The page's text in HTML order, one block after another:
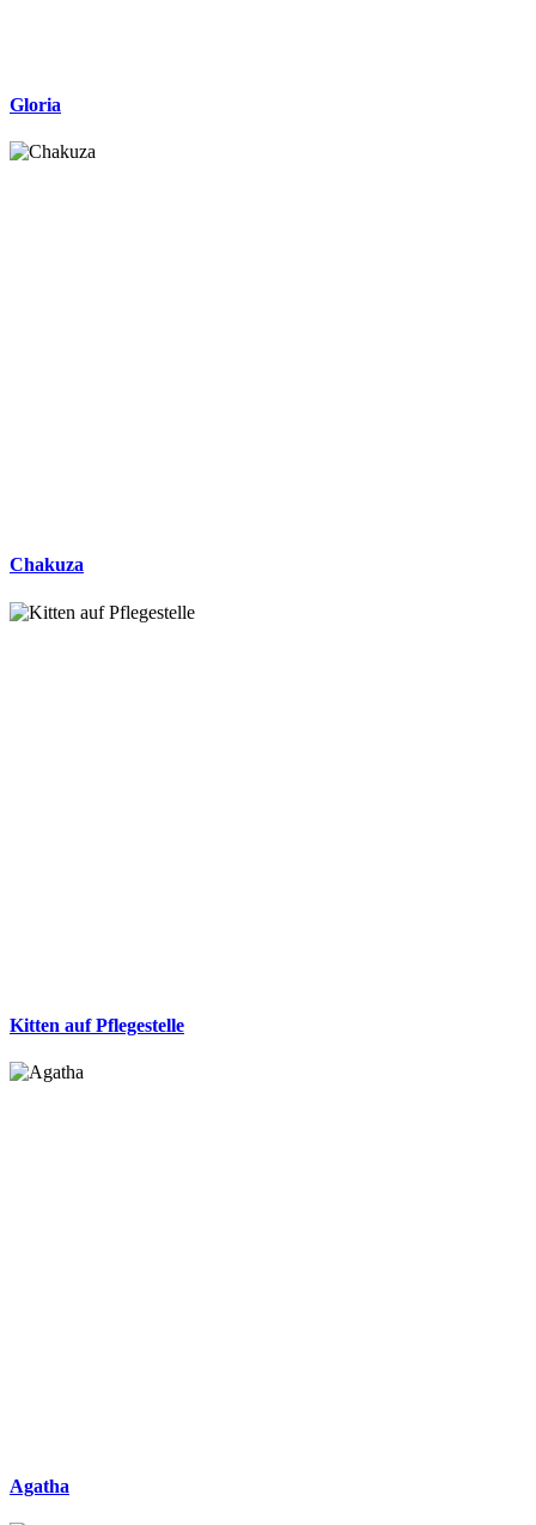
Gloria
Chakuza
Kitten auf Pflegestelle
Agatha